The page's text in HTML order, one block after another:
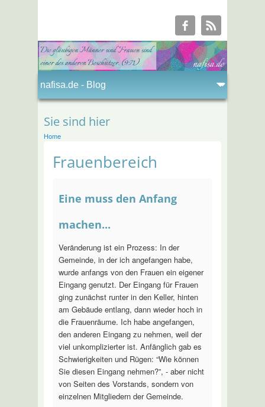
Sie sind hier
Home
Frauenbereich
Eine muss den Anfang
machen...
Veränderung ist ein Prozess: In der
Gemeinde, in der ich angefangen habe,
wurde anfangs von den Frauen ein eigener
Eingang genutzt. Der Eingang für Frauen
ging zunächst runter in den Keller, hinten
am Gebäude entlang, dann wieder hoch in
die Frauenräume. Ich habe angefangen,
den anderen Eingang zu nehmen, weil der
viel unkomplizierter ist. Anfänglich gab es
Schwierigkeiten und Rügen: “Wie können
Sie diesen Eingang nehmen?”, - aber nicht
von Seiten des Vorstands, sondern von
einzelnen Mitgliedern der Gemeinde.